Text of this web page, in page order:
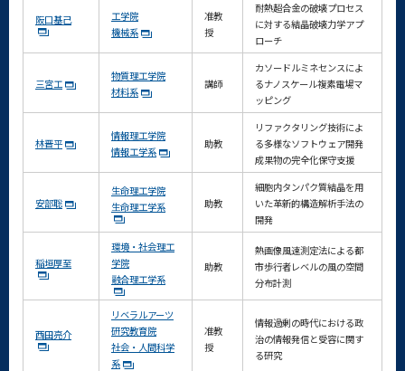
阪口基己
工学院
機械系
准教
授
耐熱超合金の破壊プロセス
に対する結晶破壊力学アプ
ローチ
三宮工
物質理工学院
材料系
講師
カソードルミネセンスによ
るナノスケール複素電場マ
ッピング
林晋平
情報理工学院
情報工学系
助教
リファクタリング技術によ
る多様なソフトウェア開発
成果物の完全化保守支援
安部聡
生命理工学院
生命理工学系
助教
細胞内タンパク質結晶を用
いた革新的構造解析手法の
開発
稲垣厚至
環境・社会理工
学院
融合理工学系
助教
熱画像風速測定法による都
市歩行者レベルの風の空間
分布計測
西田亮介
リベラルアーツ
研究教育院
社会・人間科学
系
准教
授
情報過剰の時代における政
治の情報発信と受容に関す
る研究